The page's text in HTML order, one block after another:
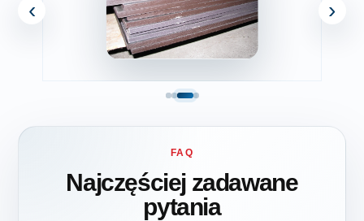
‹ ›
FAQ
Najczęściej zadawane
pytania